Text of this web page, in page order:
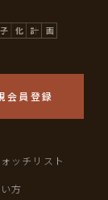
会員登録
ッチリスト
方